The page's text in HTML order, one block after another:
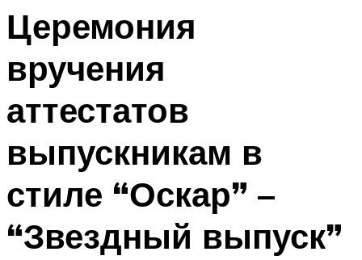
Церемония
вручения
аттестатов
выпускникам в
стиле “Оскар” –
“Звездный выпуск”